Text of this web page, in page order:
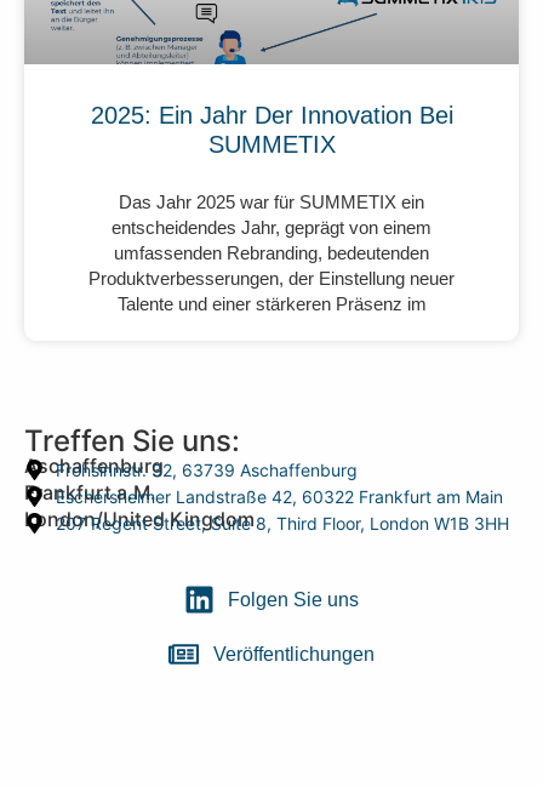
2025: Ein Jahr Der Innovation Bei
SUMMETIX
Das Jahr 2025 war für SUMMETIX ein
entscheidendes Jahr, geprägt von einem
umfassenden Rebranding, bedeutenden
Produktverbesserungen, der Einstellung neuer
Talente und einer stärkeren Präsenz im
Treffen Sie uns:
Aschaffenburg
Frohsinnstr. 32, 63739 Aschaffenburg
Frankfurt a.M.
Eschersheimer Landstraße 42, 60322 Frankfurt am Main
London/United Kingdom
207 Regent Street, Suite 8, Third Floor, London W1B 3HH
Folgen Sie uns
Veröffentlichungen